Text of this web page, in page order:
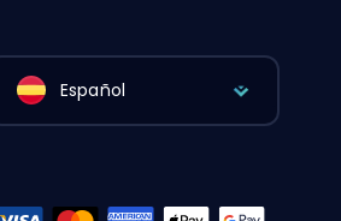
Español